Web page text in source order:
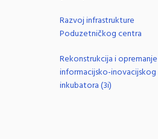
Razvoj infrastrukture
Poduzetničkog centra
Rekonstrukcija i opremanje
informacijsko-inovacijskog
inkubatora (3i)